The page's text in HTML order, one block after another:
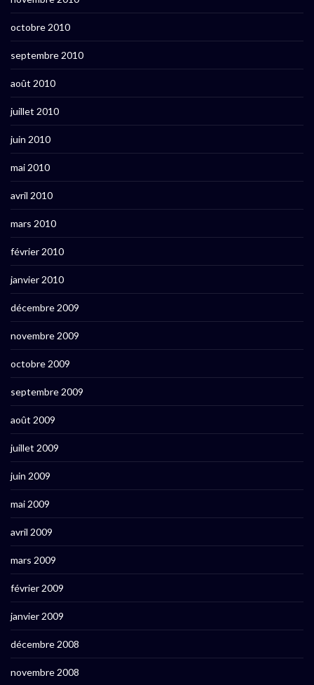
octobre 2010
septembre 2010
août 2010
juillet 2010
juin 2010
mai 2010
avril 2010
mars 2010
février 2010
janvier 2010
décembre 2009
novembre 2009
octobre 2009
septembre 2009
août 2009
juillet 2009
juin 2009
mai 2009
avril 2009
mars 2009
février 2009
janvier 2009
décembre 2008
novembre 2008